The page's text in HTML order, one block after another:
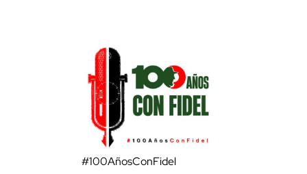
#100AñosConFidel